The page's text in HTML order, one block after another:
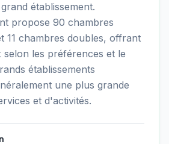
établissement.
propose 90 chambres
11 chambres doubles, offrant
selon les préférences et le
établissements
une plus grande
et d'activités.